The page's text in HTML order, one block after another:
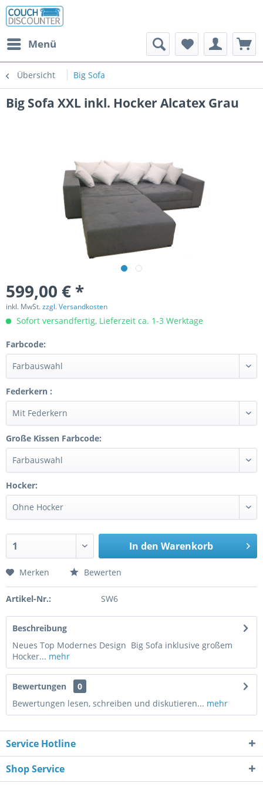
Menü
Übersicht Big Sofa
Big Sofa XXL inkl. Hocker Alcatex Grau
599,00 € *
inkl. MwSt.zzgl. Versandkosten
Sofort versandfertig, Lieferzeit ca. 1-3 Werktage
Farbcode:
Federkern :
Große Kissen Farbcode:
Hocker:
In den Warenkorb
Merken Bewerten
Artikel-Nr.: SW6
Beschreibung
Neues Top Modernes Design Big Sofa inklusive großem
Hocker... mehr
Bewertungen
0
Bewertungen lesen, schreiben und diskutieren... mehr
Service Hotline
Shop Service